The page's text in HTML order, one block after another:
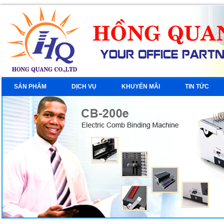
SẢN PHẨM DỊCH VỤ KHUYẾN MÃI TIN TỨC